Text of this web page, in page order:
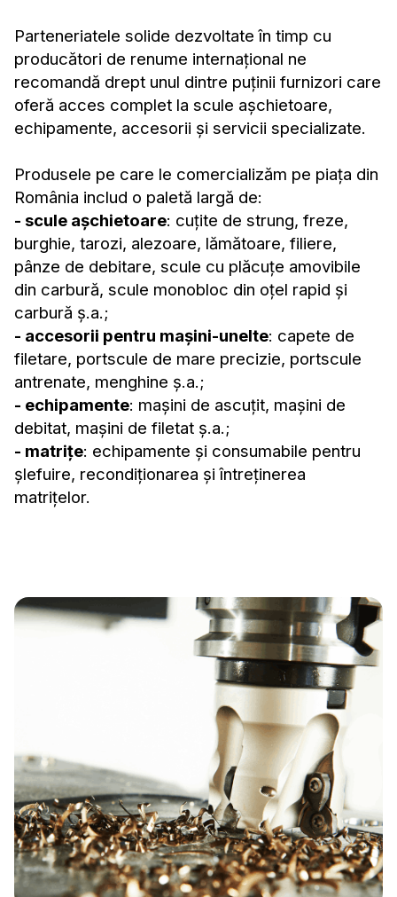
Parteneriatele solide dezvoltate în timp cu
producători de renume internațional ne
recomandă drept unul dintre puținii furnizori care
oferă acces complet la scule așchietoare,
echipamente, accesorii și servicii specializate.
Produsele pe care le comercializăm pe piața din
România includ o paletă largă de:
- scule așchietoare: cuțite de strung, freze,
burghie, tarozi, alezoare, lămătoare, filiere,
pânze de debitare, scule cu plăcuțe amovibile
din carbură, scule monobloc din oțel rapid și
carbură ș.a.;
- accesorii pentru mașini-unelte: capete de
filetare, portscule de mare precizie, portscule
antrenate, menghine ș.a.;
- echipamente: mașini de ascuțit, mașini de
debitat, mașini de filetat ș.a.;
- matrițe: echipamente și consumabile pentru
șlefuire, recondiționarea și întreținerea
matrițelor.